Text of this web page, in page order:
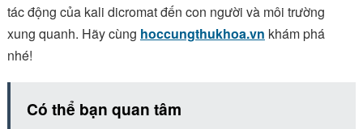
tác động của kali dicromat đến con người và môi trường
xung quanh. Hãy cùng hoccungthukhoa.vn khám phá
nhé!
Có thể bạn quan tâm